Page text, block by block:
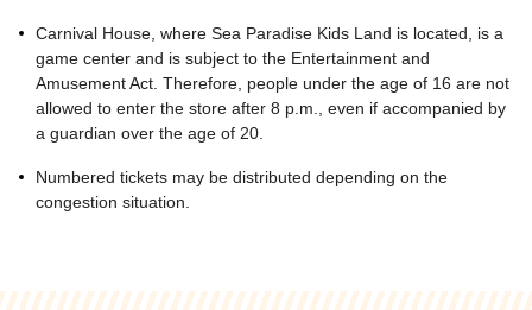
Carnival House, where Sea Paradise Kids Land is located, is a
game center and is subject to the Entertainment and
Amusement Act. Therefore, people under the age of 16 are not
allowed to enter the store after 8 p.m., even if accompanied by
a guardian over the age of 20.
Numbered tickets may be distributed depending on the
congestion situation.